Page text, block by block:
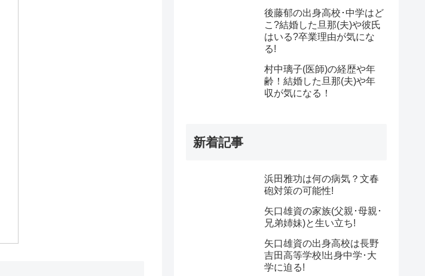
後藤郁の出身高校･中学はど
こ?結婚した旦那(夫)や彼氏
はいる?卒業理由が気にな
る!
村中璃子(医師)の経歴や年
齢！結婚した旦那(夫)や年
収が気になる！
新着記事
浜田雅功は何の病気？文春
砲対策の可能性!
矢口雄資の家族(父親･母親･
兄弟姉妹)と生い立ち!
矢口雄資の出身高校は長野
吉田高等学校!出身中学･大
学に迫る!